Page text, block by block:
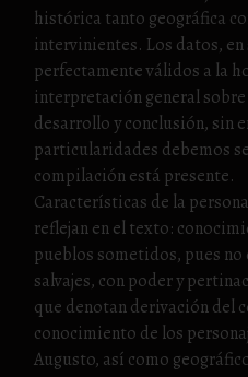
histórica tanto geográfica
intervinientes. Los datos, en
perfectamente válidos a la
interpretación general
desarrollo y conclusión, sin
particularidades debemos
compilación está presente.
Características de la
reflejan en el texto:
pueblos sometidos, pues no
salvajes, con poder y
que denotan derivación del
conocimiento de los
Augusto, así como